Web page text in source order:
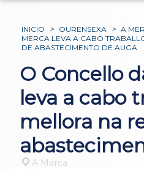
INICIO > OURENSEXA > A
MERCA LEVA A CABO
DE ABASTECIMENTO DE AUGA
O Concello
leva a cabo
mellora na
A Merca